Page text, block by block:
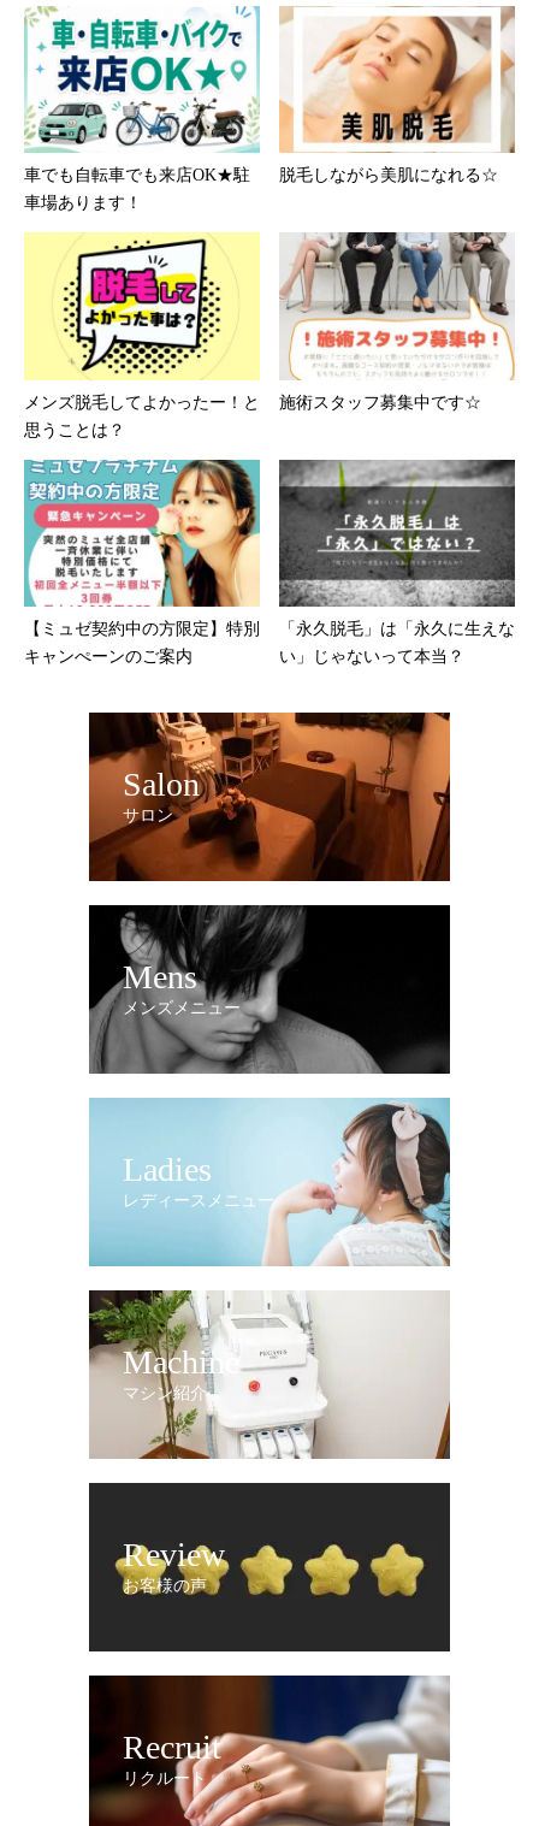
車でも自転車でも来店OK★駐
車場あります！
脱毛しながら美肌になれる☆
メンズ脱毛してよかったー！と
思うことは？
施術スタッフ募集中です☆
【ミュゼ契約中の方限定】特別
キャンぺーンのご案内
「永久脱毛」は「永久に生えな
い」じゃないって本当？
Salon
サロン
Mens
メンズメニュー
Ladies
レディースメニュー
Machine
マシン紹介
Review
お客様の声
Recruit
リクルート